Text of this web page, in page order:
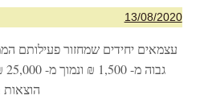
13/08/2020